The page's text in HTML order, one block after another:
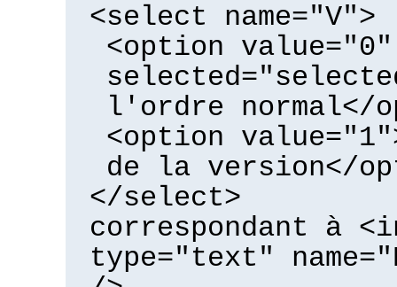
<select name="V">
<option value="0"
l'ordre normal</
<option
de la version</
</select>
correspondant à
type="text"